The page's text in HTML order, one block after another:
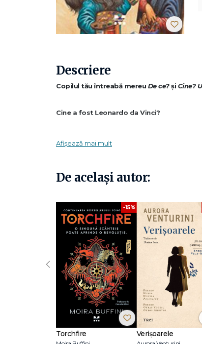
Descriere
Copilul tău întreabă mereu De ce?și Cine?
Cine a fost Leonardo da Vinci?
Un băieţel singuratic;
Un oaspete al regelui Franţei;
potrivite pentru oricine dorește să înțeleagă mai
ceevenimenteau schimbat lumea sau unde se
poveste fascinantă.
Fiecare titlu răspunde simplu și vizual la
concepte esențiale. Titlurile îmbină
claritatea
plăcută.
De ce să alegi o carte din această colecție?
Învățare naturală și captivantă:
Cărțile
curiozitățile în cunoștințe ușor de reținut.
Afișează mai mult
De același autor:
-15%
Torchfire Verișoarele
‹